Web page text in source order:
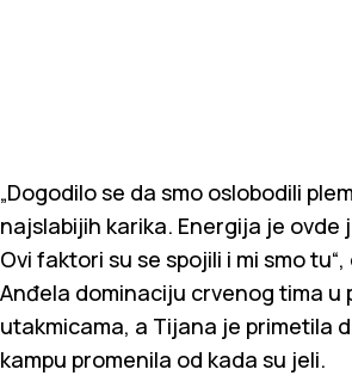
„Dogodilo se da smo oslobodili
najslabijih karika. Energija je ovde
Ovi faktori su se spojili i mi smo
Anđela dominaciju crvenog tima u
utakmicama, a Tijana je primetila
kampu promenila od kada su jeli.